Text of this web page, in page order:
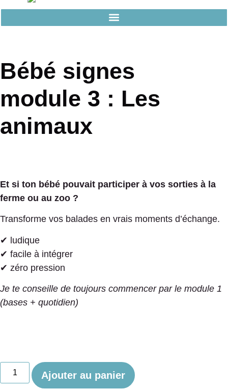
Bébé signes
module 3 : Les
animaux
Et si ton bébé pouvait participer à vos sorties à la
ferme ou au zoo ?
Transforme vos balades en vrais moments d’échange.
✔ ludique
✔ facile à intégrer
✔ zéro pression
Je te conseille de toujours commencer par le module 1
(bases + quotidien)
quantité
Bébé
Ajouter au panier